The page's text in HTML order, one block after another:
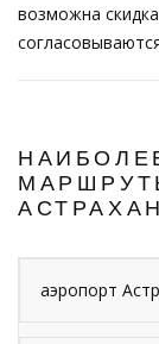
возможна
аэропорт